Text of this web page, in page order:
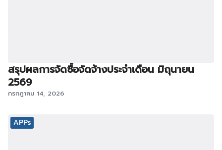
สรุปผลการจัดซื้อจัดจ้างประจำเดือน มิถุนายน
2569
กรกฎาคม 14, 2026
APPs